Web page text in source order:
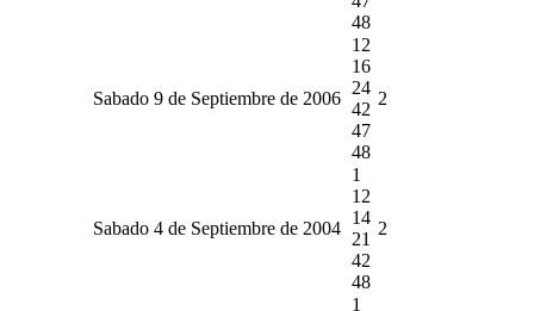
48
Sabado 9 de Septiembre de 2006
12
16
24
42
47
48
2
Sabado 4 de Septiembre de 2004
1
12
14
21
42
48
2
1